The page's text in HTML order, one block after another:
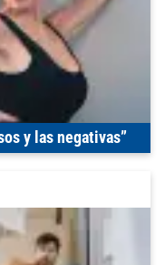
y las negativas”